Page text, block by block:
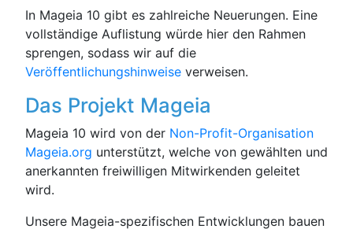
In Mageia 10 gibt es zahlreiche Neuerungen. Eine
vollständige Auflistung würde hier den Rahmen
sprengen, sodass wir auf die
Veröffentlichungshinweise verweisen.
Das Projekt Mageia
Mageia 10 wird von der Non-Profit-Organisation
Mageia.org unterstützt, welche von gewählten und
anerkannten freiwilligen Mitwirkenden geleitet
wird.
Unsere Mageia-spezifischen Entwicklungen bauen